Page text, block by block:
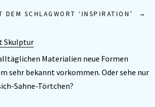
SCHLAGWORT ‘INSPIRATION ’
Skulptur
Materialien neue Formen
sehr bekannt vorkommen. Oder sehe nur
Sahne-Törtchen?